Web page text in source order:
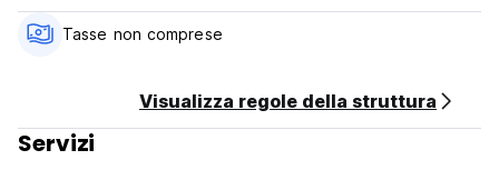
Tasse non comprese
Visualizza regole della struttura
Servizi